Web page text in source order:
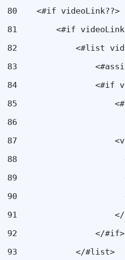
80
    <#if videoLink??>
81
<#if
82
<#list
83
84
<#if
85
86
87
88
89
90
91
92
                </#if>
93
            </#list>